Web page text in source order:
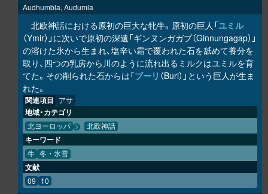
Audhumbla, Audumla
北欧神話における原初の巨大な牝牛。原初の巨人「ユミル
（Ymir）」に次いで原初の深遠「ギンヌンガガプ（Ginnungagap）」
の溶けた氷から生まれ、塩辛い霜で覆われた石を舐めて養分を
取り、四つの乳房から川のように流れ出るミルクはユミルを育
てた。その削られた石からは「ブーリ （Buri）」という巨人が生ま
れた。
関連項目 アサ
地域・カテゴリ
北ヨーロッパ 北欧神話
キーワード
牛 冬・氷雪
文献
09 10